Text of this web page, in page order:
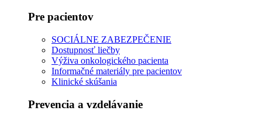
Pre pacientov
SOCIÁLNE ZABEZPEČENIE
Dostupnosť liečby
Výživa onkologického pacienta
Informačné materiály pre pacientov
Klinické skúšania
Prevencia a vzdelávanie